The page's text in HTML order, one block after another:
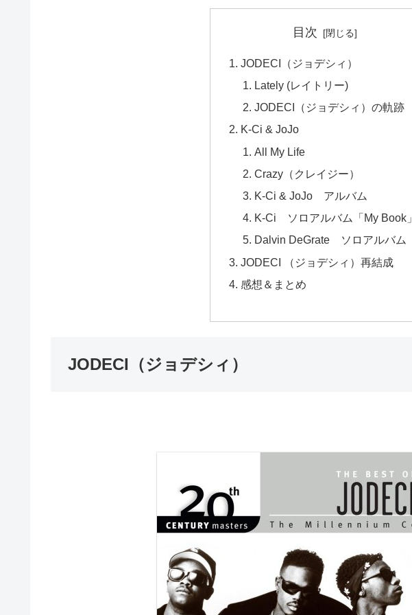
目次
JODECI（ジョデシィ）
Lately (レイトリー)
JODECI（ジョデシィ）の軌跡
K-Ci & JoJo
All My Life
Crazy（クレイジー）
K-Ci & JoJo アルバム
K-Ci ソロアルバム「My Book」
Dalvin DeGrate ソロアルバム
JODECI （ジョデシィ）再結成
感想＆まとめ
JODECI（ジョデシィ）